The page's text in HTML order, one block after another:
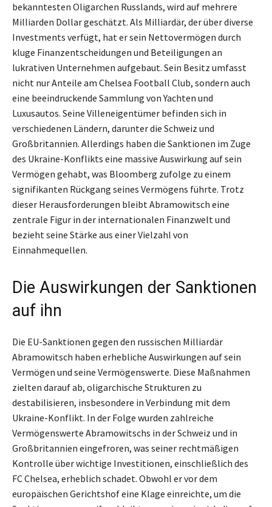
bekanntesten Oligarchen Russlands, wird auf mehrere
Milliarden Dollar geschätzt. Als Milliardär, der über diverse
Investments verfügt, hat er sein Nettovermögen durch
kluge Finanzentscheidungen und Beteiligungen an
lukrativen Unternehmen aufgebaut. Sein Besitz umfasst
nicht nur Anteile am Chelsea Football Club, sondern auch
eine beeindruckende Sammlung von Yachten und
Luxusautos. Seine Villeneigentümer befinden sich in
verschiedenen Ländern, darunter die Schweiz und
Großbritannien. Allerdings haben die Sanktionen im Zuge
des Ukraine-Konflikts eine massive Auswirkung auf sein
Vermögen gehabt, was Bloomberg zufolge zu einem
signifikanten Rückgang seines Vermögens führte. Trotz
dieser Herausforderungen bleibt Abramowitsch eine
zentrale Figur in der internationalen Finanzwelt und
bezieht seine Stärke aus einer Vielzahl von
Einnahmequellen.
Die Auswirkungen der Sanktionen
auf ihn
Die EU-Sanktionen gegen den russischen Milliardär
Abramowitsch haben erhebliche Auswirkungen auf sein
Vermögen und seine Vermögenswerte. Diese Maßnahmen
zielten darauf ab, oligarchische Strukturen zu
destabilisieren, insbesondere in Verbindung mit dem
Ukraine-Konflikt. In der Folge wurden zahlreiche
Vermögenswerte Abramowitschs in der Schweiz und in
Großbritannien eingefroren, was seiner rechtmäßigen
Kontrolle über wichtige Investitionen, einschließlich des
FC Chelsea, erheblich schadet. Obwohl er vor dem
europäischen Gerichtshof eine Klage einreichte, um die